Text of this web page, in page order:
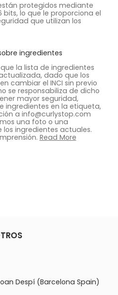
protegidos mediante
bits, lo que le proporciona el
que utilizan los
ingredientes
la lista de ingredientes
dado que los
cambiar el INCI sin previo
se responsabiliza de dicho
mayor seguridad,
ingredientes en la etiqueta,
a info@curlystop.com
una foto o una
ingredientes actuales.
Read More
Despí (Barcelona Spain)